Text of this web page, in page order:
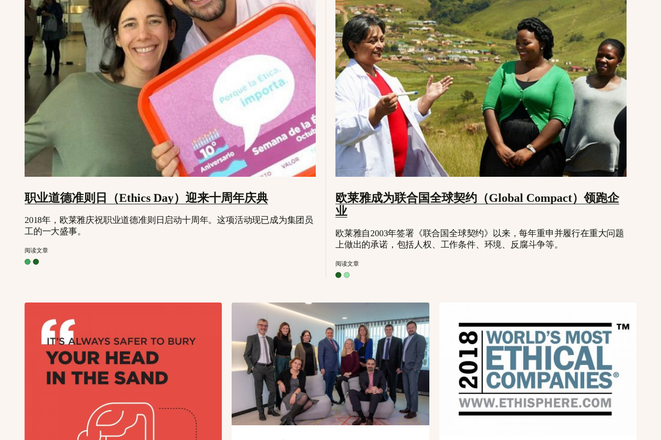
职业道德准则日（Ethics Day）迎来十周年庆典
2018年，欧莱雅庆祝职业道德准则日启动十周年。这项活动现已成为集团员
工的一大盛事。
阅读文章
欧莱雅成为联合国全球契约（Global Compact）领跑企
业
欧莱雅自2003年签署《联合国全球契约》以来，每年重申并履行在重大问题
上做出的承诺，包括人权、工作条件、环境、反腐斗争等。
阅读文章